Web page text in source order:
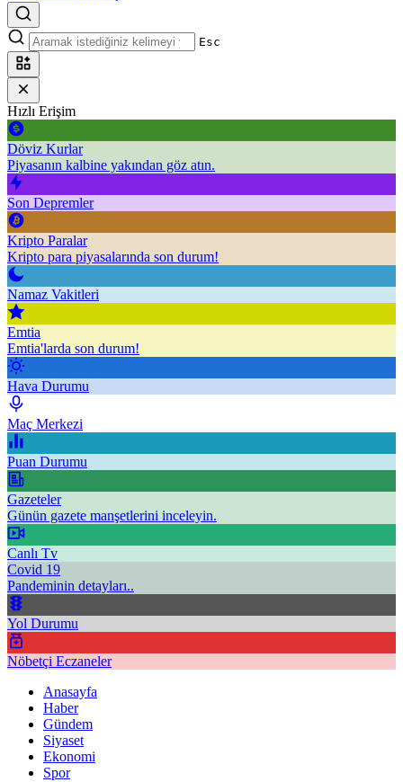
Esc
Hızlı Erişim
Döviz Kurlar
Piyasanın kalbine yakından göz atın.
Son Depremler
Kripto Paralar
Kripto para piyasalarında son durum!
Namaz Vakitleri
Emtia
Emtia'larda son durum!
Hava Durumu
Maç Merkezi
Puan Durumu
Gazeteler
Günün gazete manşetlerini inceleyin.
Canlı Tv
Covid 19
Pandeminin detayları..
Yol Durumu
Nöbetçi Eczaneler
Anasayfa
Haber
Gündem
Siyaset
Ekonomi
Spor